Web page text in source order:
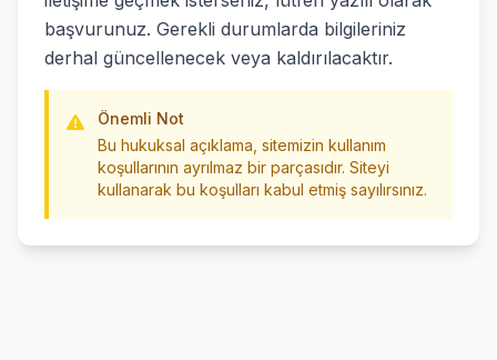
başvurunuz. Gerekli durumlarda bilgileriniz
derhal güncellenecek veya kaldırılacaktır.
Önemli Not
Bu hukuksal açıklama, sitemizin kullanım
koşullarının ayrılmaz bir parçasıdır. Siteyi
kullanarak bu koşulları kabul etmiş sayılırsınız.